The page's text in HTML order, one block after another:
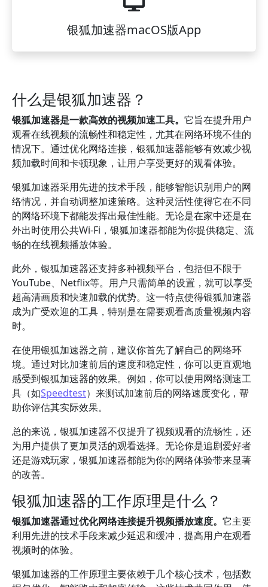
银狐加速器macOS版App
什么是银狐加速器？
银狐加速器是一款高效的视频加速工具。 它旨在提升用户
观看在线视频的流畅性和稳定性，尤其在网络环境不佳的
情况下。通过优化网络连接，银狐加速器能够有效减少视
频加载时间和卡顿现象，让用户享受更好的观看体验。
银狐加速器采用先进的技术手段，能够智能识别用户的网
络情况，并自动调整加速策略。这种灵活性使得它在不同
的网络环境下都能发挥出最佳性能。无论是在家中还是在
外出时使用公共Wi-Fi，银狐加速器都能为你提供稳定、流
畅的在线视频播放体验。
此外，银狐加速器还支持多种视频平台，包括但不限于
YouTube、Netflix等。用户只需简单的设置，就可以享受
超高清画质和快速加载的优势。这一特点使得银狐加速器
成为广受欢迎的工具，特别是在需要观看高质量视频内容
时。
在使用银狐加速器之前，建议你首先了解自己的网络环
境。通过对比加速前后的速度和稳定性，你可以更直观地
感受到银狐加速器的效果。例如，你可以使用网络测速工
具（如Speedtest）来测试加速前后的网络速度变化，帮
助你评估其实际效果。
总的来说，银狐加速器不仅提升了视频观看的流畅性，还
为用户提供了更加灵活的观看选择。无论你是追剧爱好者
还是游戏玩家，银狐加速器都能为你的网络体验带来显著
的改善。
银狐加速器的工作原理是什么？
银狐加速器通过优化网络连接提升视频播放速度。 它主要
利用先进的技术手段来减少延迟和缓冲，提高用户在观看
视频时的体验。
银狐加速器的工作原理主要依赖于几个核心技术，包括数